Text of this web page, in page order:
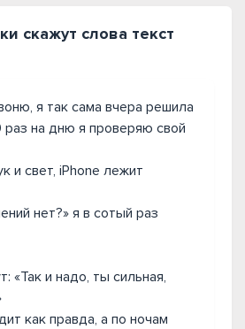
скажут слова текст
я так сама вчера решила
на дню я проверяю свой
и свет, iPhone лежит
нет?» я в сотый раз
«Так и надо, ты сильная,
как правда, а по ночам